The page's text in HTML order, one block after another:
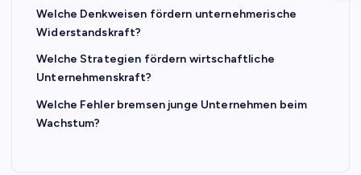
Welche Denkweisen fördern unternehmerische
Widerstandskraft?
Welche Strategien fördern wirtschaftliche
Unternehmenskraft?
Welche Fehler bremsen junge Unternehmen beim
Wachstum?